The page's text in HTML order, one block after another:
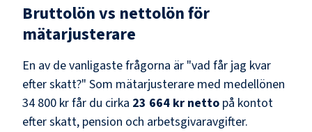
Bruttolön vs nettolön för
mätarjusterare
En av de vanligaste frågorna är "vad får jag kvar
efter skatt?" Som mätarjusterare med medellönen
34 800 krfår du cirka 23 664 kr netto på kontot
efter skatt, pension och arbetsgivaravgifter.